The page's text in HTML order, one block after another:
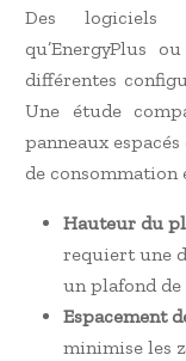
Des logiciels
qu’EnergyPlus
différentes
Une étude
panneaux
de consommation
Hauteur du
requiert une
un plafond de
Espacement
minimise les